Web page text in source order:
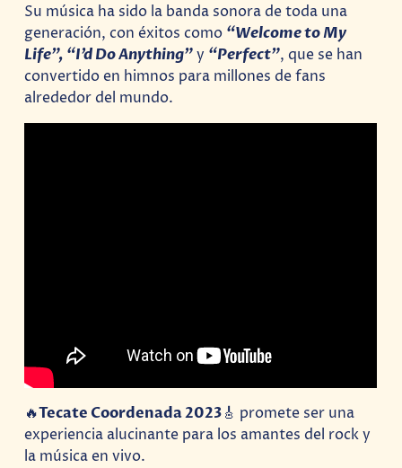
Su música ha sido la banda sonora de toda una
generación, con éxitos como “Welcome to My
Life”, “I’d Do Anything”y “Perfect”, que se han
convertido en himnos para millones de fans
alrededor del mundo.
🔥Tecate Coordenada 2023🎸 promete ser una
experiencia alucinante para los amantes del rock y
la música en vivo.